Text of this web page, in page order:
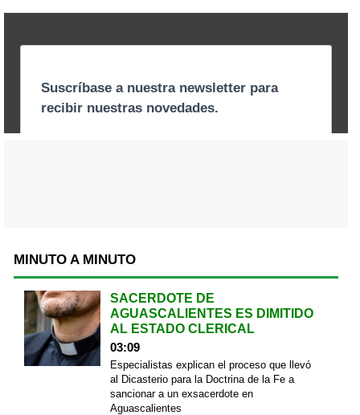
MINUTO A MINUTO
SACERDOTE DE
AGUASCALIENTES ES DIMITIDO
AL ESTADO CLERICAL
03:09
Especialistas explican el proceso que llevó
al Dicasterio para la Doctrina de la Fe a
sancionar a un exsacerdote en
Aguascalientes